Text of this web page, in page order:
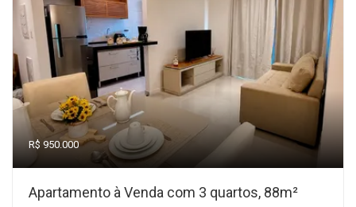
R$ 950.000
Apartamento à Venda com 3 quartos, 88m²